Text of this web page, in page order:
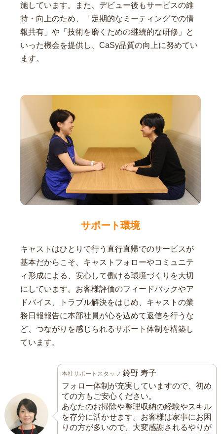
施しています。また、デビュー後もサービスの維
持・向上のため、「定期的なミーティングでの情
報共有」や「技術を磨くための継続的な研修」と
いった機会を提供し、CaSy品質の向上に努めてい
ます。
サポート環境
キャストはひとりで行う直行直帰でのサービスが
基本だからこそ、キャストフォローやコミュニテ
ィ形成による、安心して働ける環境づくりを大切
にしています。お客様評価のフィードバックやア
ドバイス、トラブル解決をはじめ、キャストの業
務日報報告に本部社員が心を込めて返信を行うな
ど、つながりを感じられるサポート体制を構築し
ています。
本社サポートスタッフ 鈴野 寿子
フォロー体制が充実していますので、初め
ての方もご安心ください。
あなたのお掃除や整理収納の経験やスキル
を存分に活かせます。お客様は家事にお困
りの方が多いので、大変感謝されるやりが